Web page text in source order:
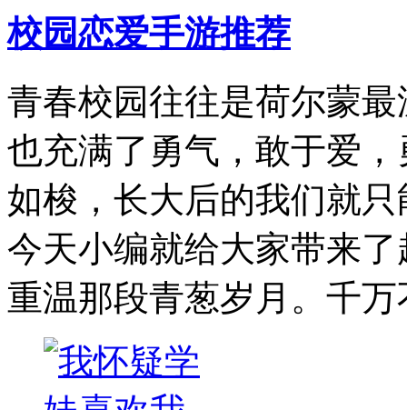
校园恋爱手游推荐
青春校园往往是荷尔蒙
也充满了勇气，敢于爱
如梭，长大后的我们就
今天小编就给大家带来
重温那段青葱岁月。千